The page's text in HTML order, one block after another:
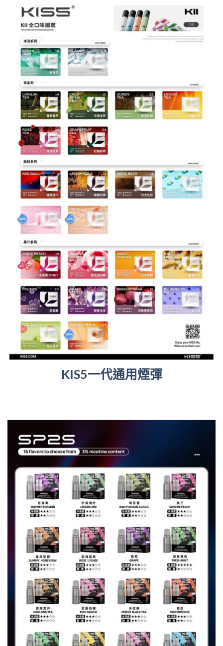
KIS5一代通用煙彈